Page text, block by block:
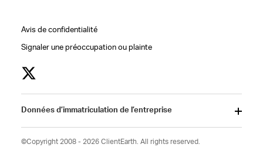
Avis de confidentialité
Signaler une préoccupation ou plainte
Données d’immatriculation de l’entreprise
©Copyright 2008 - 2026 ClientEarth. All rights reserved.